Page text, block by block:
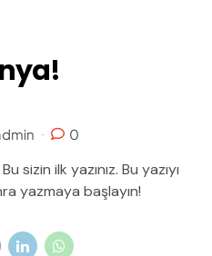
0
sizin ilk yazınız. Bu yazıyı
yazmaya başlayın!